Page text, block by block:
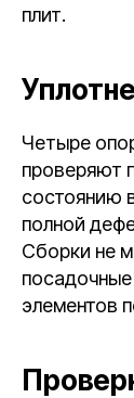
плит.
Четыре
проверяют
состоянию
полной
Сборки не
элементов